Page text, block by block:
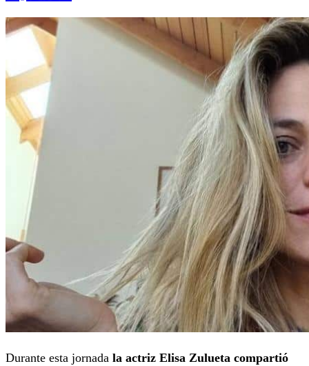
Durante esta jornada la actriz Elisa Zulueta compartió